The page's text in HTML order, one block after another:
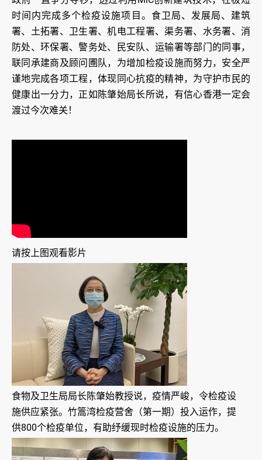
时间内完成多个检疫设施项目。食卫局、发展局、建筑
署、土拓署、卫生署、机电工程署、渠务署、水务署、消
防处、环保署、警务处、民安队、运输署等部门的同事，
联同承建商及顾问圑队，为增加检疫设施而努力，安全严
谨地完成各项工程，体现同心抗疫的精神，为守护市民的
健康出一分力，正如陈肇始局长所说，有信心香港一定会
渡过今次难关！
请按上图观看影片
食物及卫生局局长陈肇始教授说，疫情严峻，令检疫设
施供应紧张。竹篙湾检疫营舍（第一期）投入运作，提
供800个检疫单位，有助纾缓现时检疫设施的压力。